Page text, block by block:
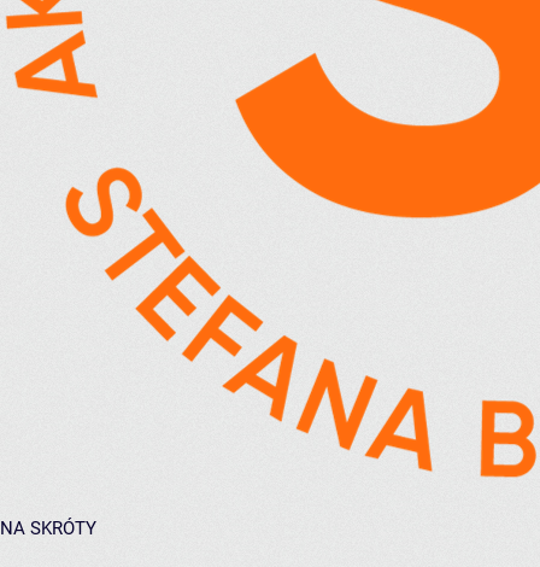
NA SKRÓTY